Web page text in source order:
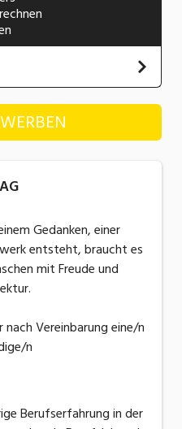
Anlagenbau,
Textil (Fertigung)
Pflege
Zoll
Gedanken, einer
entsteht, braucht es
mit Freude und
Vereinbarung eine/n
n
Berufserfahrung in der